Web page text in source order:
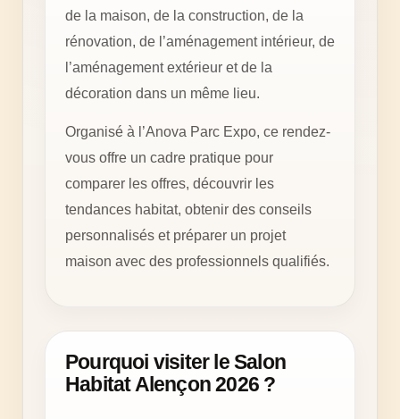
de la maison, de la construction, de la
rénovation, de l’aménagement intérieur, de
l’aménagement extérieur et de la
décoration dans un même lieu.
Organisé à l’Anova Parc Expo, ce rendez-
vous offre un cadre pratique pour
comparer les offres, découvrir les
tendances habitat, obtenir des conseils
personnalisés et préparer un projet
maison avec des professionnels qualifiés.
Pourquoi visiter le Salon
Habitat Alençon 2026 ?